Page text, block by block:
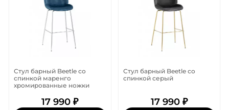
Стул барный Beetle со
спинкой маренго
хромированные ножки
17 990 ₽
Стул барный Beetle со
спинкой серый
17 990 ₽